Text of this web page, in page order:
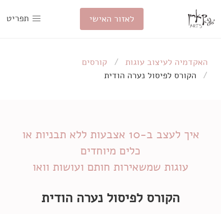
לאזור האישי תפריט
האקדמיה לעיצוב עוגות
קורסים
הקורס לפיסול נערה הודית
איך לעצב ב-10 אצבעות ללא תבניות או
עוגות שמשאירות חותם ועושות וואו
הקורס לפיסול נערה הודית